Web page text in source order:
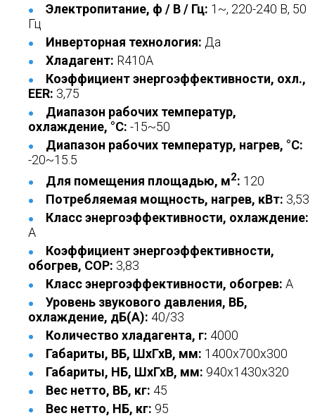
Электропитание, ф / В / Гц: 1~, 220-240 В, 50
Гц
Инверторная технология: Да
Хладагент: R410A
Коэффициент энергоэффективности, охл.,
EER: 3,75
Диапазон рабочих температур,
охлаждение, °C: -15~50
Диапазон рабочих температур, нагрев, °C:
-20~15.5
Для помещения площадью, м2: 120
Потребляемая мощность, нагрев, кВт: 3,53
Класс энергоэффективности, охлаждение:
A
Коэффициент энергоэффективности,
обогрев, COP: 3,83
Класс энергоэффективности, обогрев: A
Уровень звукового давления, ВБ,
охлаждение, дБ(А): 40/33
Количество хладагента, г: 4000
Габариты, ВБ, ШхГхВ, мм: 1400x700x300
Габариты, НБ, ШхГхВ, мм: 940x1430x320
Вес нетто, ВБ, кг: 45
Вес нетто, НБ, кг: 95